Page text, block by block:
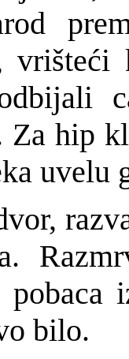
vrišteći
Za hip
uvelu
bilo.